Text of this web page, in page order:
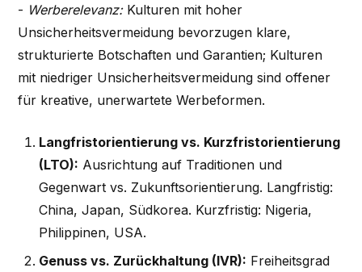
- Werberelevanz:Kulturen mit hoher
Unsicherheitsvermeidung bevorzugen klare,
strukturierte Botschaften und Garantien; Kulturen
mit niedriger Unsicherheitsvermeidung sind offener
für kreative, unerwartete Werbeformen.
Langfristorientierung vs. Kurzfristorientierung
(LTO): Ausrichtung auf Traditionen und
Gegenwart vs. Zukunftsorientierung. Langfristig:
China, Japan, Südkorea. Kurzfristig: Nigeria,
Philippinen, USA.
Genuss vs. Zurückhaltung (IVR): Freiheitsgrad